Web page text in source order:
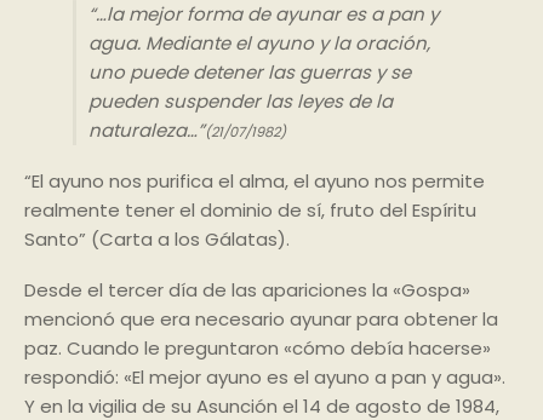
“…la mejor forma de ayunar es a pan y
agua. Mediante el ayuno y la oración,
uno puede detener las guerras y se
pueden suspender las leyes de la
naturaleza…”(21/07/1982)
“El ayuno nos purifica el alma, el ayuno nos permite
realmente tener el dominio de sí, fruto del Espíritu
Santo” (Carta a los Gálatas).
Desde el tercer día de las apariciones la «Gospa»
mencionó que era necesario ayunar para obtener la
paz. Cuando le preguntaron «cómo debía hacerse»
respondió: «El mejor ayuno es el ayuno a pan y agua».
Y en la vigilia de su Asunción el 14 de agosto de 1984,